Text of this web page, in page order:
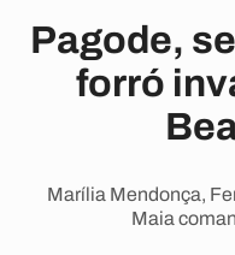
Pagode,
forró
Marília Mendonça,
Maia